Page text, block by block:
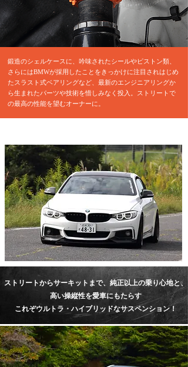
ストリートからサーキットまで、純正以上の乗り心地と、
高い操縦性を愛車にもたらす
これぞウルトラ・ハイブリッドなサスペンション！
鍛造のシェルケースに、吟味されたシールやピストン類、
さらにはBMWが採用したことをきっかけに注目されはじめ
たスラスト式ベアリングなど、 最新のエンジニアリングか
ら生まれたパーツや技術を惜しみなく投入。ストリートで
の最高の性能を望むオーナーに。